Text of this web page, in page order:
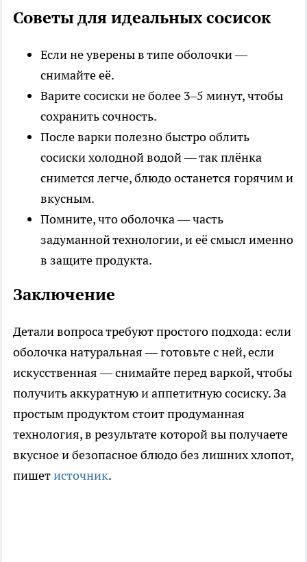
Советы для идеальных сосисок
Если не уверены в типе оболочки —
снимайте её.
Варите сосиски не более 3–5 минут, чтобы
сохранить сочность.
После варки полезно быстро облить
сосиски холодной водой — так плёнка
снимется легче, блюдо останется горячим и
вкусным.
Помните, что оболочка — часть
задуманной технологии, и её смысл именно
в защите продукта.
Заключение
Детали вопроса требуют простого подхода: если
оболочка натуральная — готовьте с ней, если
искусственная — снимайте перед варкой, чтобы
получить аккуратную и аппетитную сосиску. За
простым продуктом стоит продуманная
технология, в результате которой вы получаете
вкусное и безопасное блюдо без лишних хлопот,
пишетисточник.